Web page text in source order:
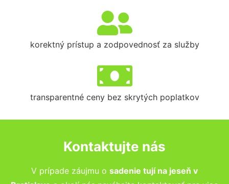
korektný prístup a zodpovednosť za služby
transparentné ceny bez skrytých poplatkov
Kontaktujte nás
V prípade záujmu o sadenie tují na jeseň v